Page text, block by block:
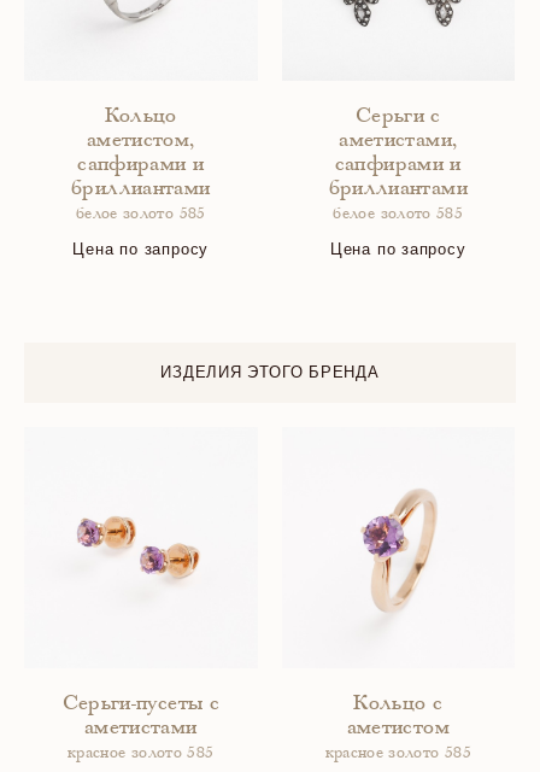
Кольцо
аметистом,
сапфирами и
бриллиантами
белое золото 585
Цена по запросу
Серьги с
аметистами,
сапфирами и
бриллиантами
белое золото 585
Цена по запросу
ИЗДЕЛИЯ ЭТОГО БРЕНДА
Серьги-пусеты с
аметистами
красное золото 585
Кольцо с
аметистом
красное золото 585